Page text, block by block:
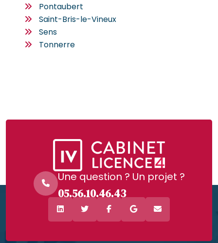
Pontaubert
Saint-Bris-le-Vineux
Sens
Tonnerre
Une question ? Un projet ?
05.56.10.46.43